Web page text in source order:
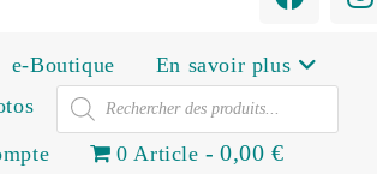
e-Boutique
En savoir plus
0 Article 0,00 €